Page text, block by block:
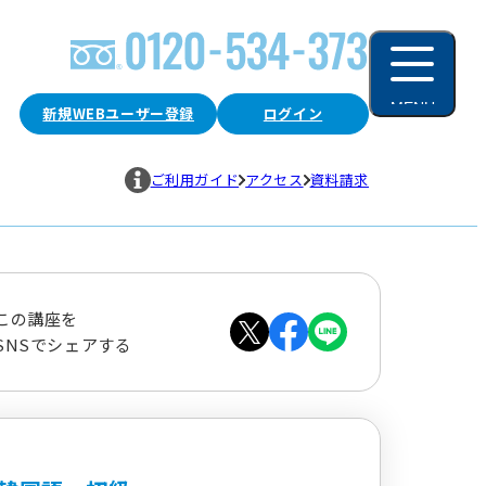
新規WEBユーザー登録 ログイン
ご利用ガイド アクセス 資料請求
MENU
の講座を
でシェアする